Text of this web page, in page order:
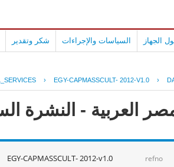
الجهاز السياسات والإجراءات شكر وتقدير
› EGY-CAPMASSCULT- 2012-V1.0 ›
العربية - النشرة
refno
EGY-CAPMASSCULT- 2012-v1.0